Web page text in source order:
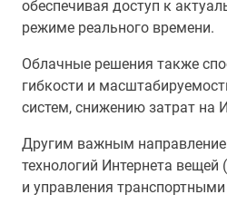
обеспечивая доступ к
режиме реального времени.
Облачные решения также
гибкости и
систем, снижению затрат на
Другим важным
технологий Интернета
и управления